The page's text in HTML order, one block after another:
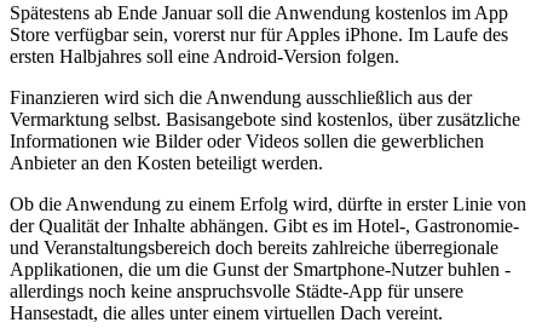
Spätestens ab Ende Januar soll die Anwendung kostenlos im App
Store verfügbar sein, vorerst nur für Apples iPhone. Im Laufe des
ersten Halbjahres soll eine Android-Version folgen.
Finanzieren wird sich die Anwendung ausschließlich aus der
Vermarktung selbst. Basisangebote sind kostenlos, über zusätzliche
Informationen wie Bilder oder Videos sollen die gewerblichen
Anbieter an den Kosten beteiligt werden.
Ob die Anwendung zu einem Erfolg wird, dürfte in erster Linie von
der Qualität der Inhalte abhängen. Gibt es im Hotel-, Gastronomie-
und Veranstaltungsbereich doch bereits zahlreiche überregionale
Applikationen, die um die Gunst der Smartphone-Nutzer buhlen -
allerdings noch keine anspruchsvolle Städte-App für unsere
Hansestadt, die alles unter einem virtuellen Dach vereint.